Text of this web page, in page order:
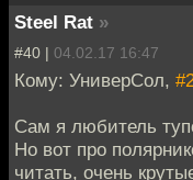
Steel Rat »
#40 | 04.02.17 16:47
Кому: УниверСол,
Сам я любитель
Но вот про
читать, очень